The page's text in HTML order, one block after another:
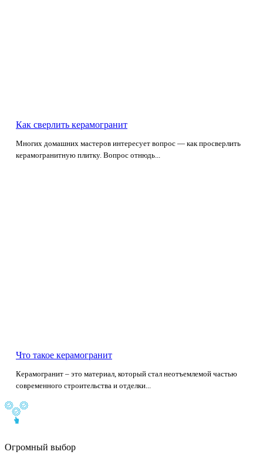
Как сверлить керамогранит
Многих домашних мастеров интересует вопрос — как просверлить
керамогранитную плитку. Вопрос отнюдь...
Что такое керамогранит
Керамогранит – это материал, который стал неотъемлемой частью
современного строительства и отделки...
Огромный выбор